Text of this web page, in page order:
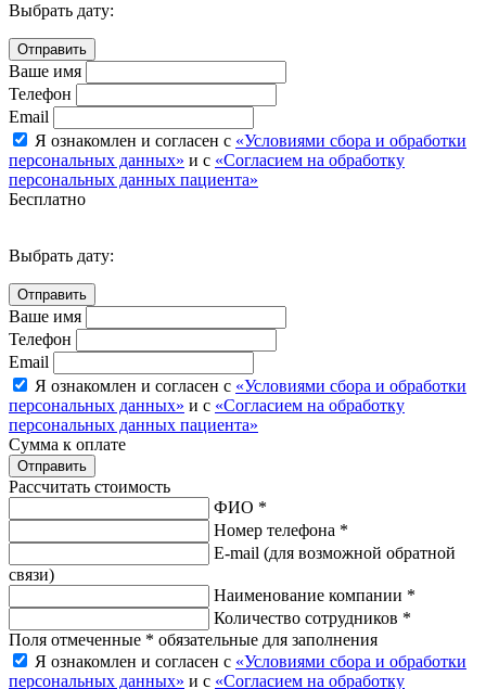
Выбрать дату:
Ваше имя
Телефон
Email
Я ознакомлен и согласен с «Условиями сбора и обработки
персональных данных» и с «Согласием на обработку
персональных данных пациента»
Бесплатно
Выбрать дату:
Ваше имя
Телефон
Email
Я ознакомлен и согласен с «Условиями сбора и обработки
персональных данных» и с «Согласием на обработку
персональных данных пациента»
Сумма к оплате
Рассчитать стоимость
ФИО *
Номер телефона *
E-mail (для возможной обратной
связи)
Наименование компании *
Количество сотрудников *
Поля отмеченные * обязательные для заполнения
Я ознакомлен и согласен с «Условиями сбора и обработки
персональных данных» и с «Согласием на обработку